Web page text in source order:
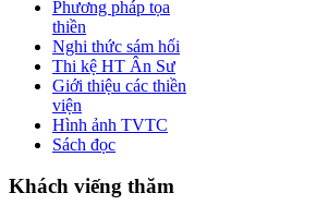
Phương pháp tọa
thiền
Nghi thức sám hối
Thi kệ HT Ân Sư
Giới thiệu các thiền
viện
Hình ảnh TVTC
Sách đọc
Khách viếng thăm